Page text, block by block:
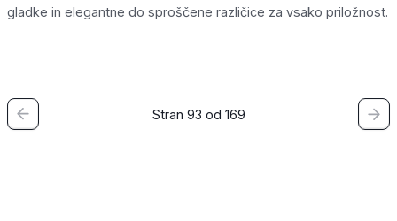
gladke in elegantne do sproščene različice za vsako priložnost.
Stran 93 od 169